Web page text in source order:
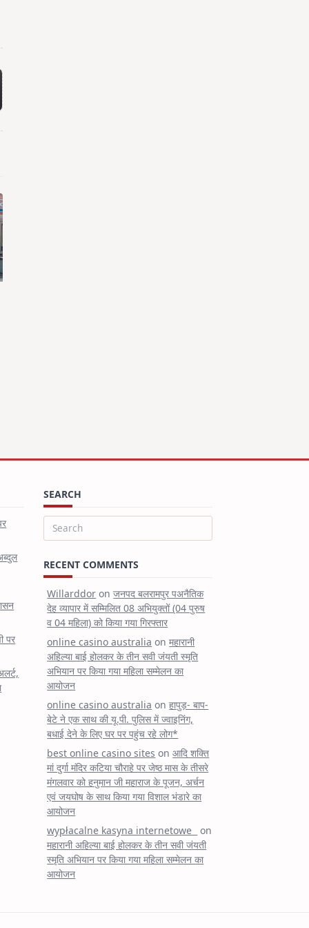
पर
SEARCH
Search
RECENT COMMENTS
Willarddor onजनपद बलरामपुर पअनैतिक
देह व्यापार में सम्मिलित 08 अभियुक्तों (04 पुरुष
व 04 महिला) को किया गया गिरफ्तार
online casino australia onमहारानी
अहिल्या बाई होलकर के तीन सवी जंयती स्मृति
अभियान पर किया गया महिला सम्मेलन का
आयोजन
online casino australia onहापुड़- बाप-
बेटे ने एक साथ की यू.पी. पुलिस में ज्वाइनिंग,
बधाई देने के लिए घर पर पहुंच रहे लोग*
best online casino sites onआदि शक्ति
मां दुर्गा मंदिर कटिया चौराहे पर जेष्ठ मास के तीसरे
मंगलवार को हनुमान जी महाराज के पूजन, अर्चन
एवं जयघोष के साथ किया गया विशाल भंडारे का
आयोजन
wypłacalne kasyna internetowe
on
महारानी अहिल्या बाई होलकर के तीन सवी जंयती
स्मृति अभियान पर किया गया महिला सम्मेलन का
आयोजन